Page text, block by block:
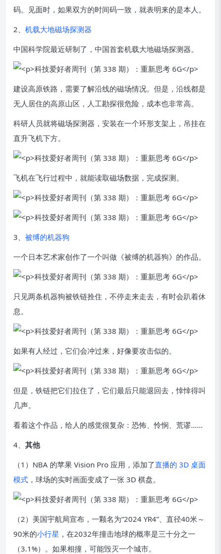
码。见面时，如果双方的时间码一致，就表明来的是本人。
2、 机载大地磁场探测器
中国科学院最近研制了，中国首套机载大地磁场探测器。
建设高原铁路，需要了解沿线的磁场情况。但是，沿线都是
无人居住的高原山区，人工勘探很危险，成本也非常高。
科研人员就将磁场探测器，安装在一个环形支架上，吊挂在
直升飞机下方。
飞机在飞行过程中，就能读取磁场数据，完成探测。
3、 被缚的机器狗
一个日本艺术家创作了一个叫做《被缚的机器狗》的作品。
只见两条机器狗被铁链拴住，不停走来走去，有时会趴着休
息。
如果有人经过，它们会冲过来，好像要攻击似的。
但是，铁链把它们拉住了，它们最后只能退回去，悻悻得叫
几声。
看着这个作品，给人的感觉很复杂：恐怖、怜悯、荒谬……
4、 其他
（1）NBA 的苹果 Vision Pro 应用，添加了直播的 3D 桌面
模式 ，球场的实时画面变成了一张 3D 棋盘。
（2）美国宇航局宣布，一颗名为“2024 YR4”、直径40米～
90米的小行星 ，在2032年撞击地球的概率是三十分之一
（3.1%）。如果相撞，可能毁灭一个城市。